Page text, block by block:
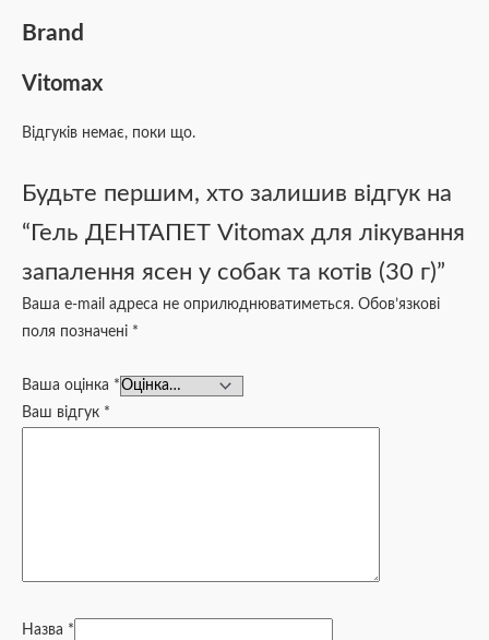
Brand
Vitomax
Відгуків немає, поки що.
Будьте першим, хто залишив відгук на
“Гель ДЕНТАПЕТ Vitomax для лікування
запалення ясен у собак та котів (30 г)”
Ваша e-mail адреса не оприлюднюватиметься. Обов’язкові
поля позначені *
Ваша оцінка *
Ваш відгук *
Назва *